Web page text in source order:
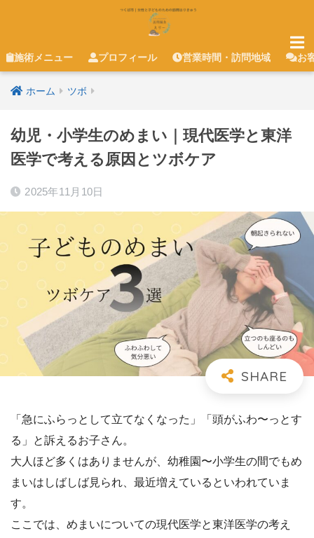
施術メニュー プロフィール 営業時間・訪問地域 お
ホーム ツボ
幼児・小学生のめまい｜現代医学と東洋
医学で考える原因とツボケア
2025年11月10日
「急にふらっとして立てなくなった」「頭がふわ〜っとす
る」と訴えるお子さん。
大人ほど多くはありませんが、幼稚園〜小学生の間でもめ
まいはしばしば見られ、最近増えているといわれていま
す。
ここでは、めまいについての現代医学と東洋医学の考え